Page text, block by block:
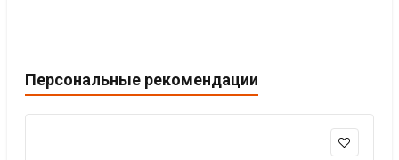
Персональные рекомендации